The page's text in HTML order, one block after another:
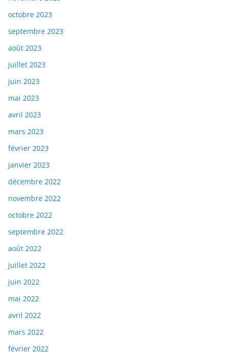
octobre 2023
septembre 2023
août 2023
juillet 2023
juin 2023
mai 2023
avril 2023
mars 2023
février 2023
janvier 2023
décembre 2022
novembre 2022
octobre 2022
septembre 2022
août 2022
juillet 2022
juin 2022
mai 2022
avril 2022
mars 2022
février 2022